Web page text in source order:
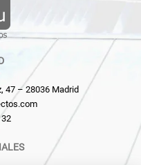
47 – 28036 Madrid